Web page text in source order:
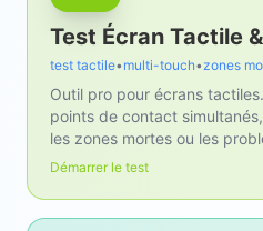
Test Écran Tactile
test tactile•multi-touch•zones
Outil pro pour écrans
points de contact
les zones mortes ou les
Démarrer le test